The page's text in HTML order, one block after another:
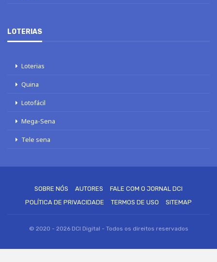
LOTERIAS
Loterias
Quina
Lotofácil
Mega-Sena
Tele sena
SOBRE NÓS AUTORES
FALE COM O JORNAL DCI
POLÍTICA DE PRIVACIDADE
TERMOS DE USO SITEMAP
© 2020 - 2026 DCI Digital - Todos os direitos reservados